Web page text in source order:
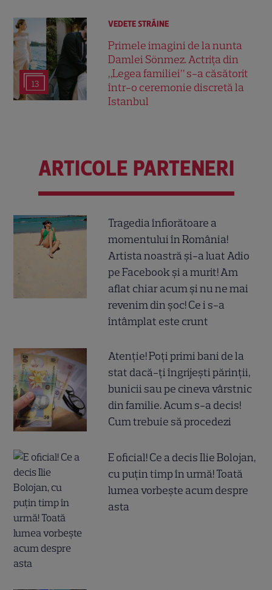
13
VEDETE STRĂINE
Primele imagini de la nunta
Damlei Sönmez. Actrița din
„Legea familiei” s-a căsătorit
într-o ceremonie discretă la
Istanbul
ARTICOLE PARTENERI
Tragedia înfiorătoare a
momentului în România!
Artista noastră și-a luat Adio
pe Facebook și a murit! Am
aflat chiar acum și nu ne mai
revenim din șoc! Ce i s-a
întâmplat este crunt
Atenție! Poți primi bani de la
stat dacă-ți îngrijești părinții,
bunicii sau pe cineva vârstnic
din familie. Acum s-a decis!
Cum trebuie să procedezi
E oficial! Ce a decis Ilie Bolojan,
cu puțin timp în urmă! Toată
lumea vorbește acum despre
asta